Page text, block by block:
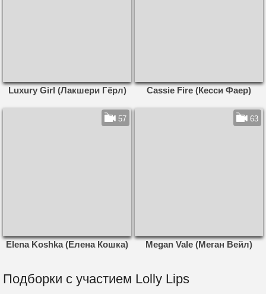
Luxury Girl (Лакшери Гёрл) Cassie Fire (Кесси Фаер)
57
Elena Koshka (Елена Кошка)
63
Megan Vale (Меган Вейл)
Подборки с участием Lolly Lips